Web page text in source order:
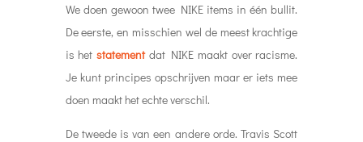
We doen gewoon twee NIKE items in één bullit.
De eerste, en misschien wel de meest krachtige
is het statementdat NIKE maakt over racisme.
Je kunt principes opschrijven maar er iets mee
doen maakt het echte verschil.
De tweede is van een andere orde. Travis Scott